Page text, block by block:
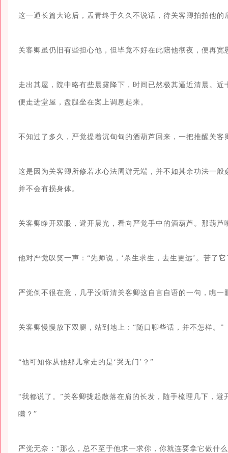
这一通长篇大论后，孟青终于久久不说话，待关客卿拍拍他的
关客卿虽仍旧有些担心他，但毕竟不好在此陪他彻夜，便再宽
走出其屋，院中略有些晨露降下，时间已然极其逼近清晨。
便走进堂屋，盘腿坐在案上调息起来。
不知过了多久，严觉提着沉甸甸的酒葫芦回来，一把推醒关
这是因为关客卿所修若水心法周游无端，并不如其余功法一
并不会有损身体。
关客卿睁开双眼，避开晨光，看向严觉手中的酒葫芦。那葫
他对严觉叹笑一声：“先师说，‘杀生求生，去生更远’。苦了它
严觉倒不很在意，几乎没听清关客卿这自言自语的一句，瞧
关客卿慢慢放下双腿，站到地上：“随口聊些话，并不怎样。”
“他可知你从他那儿拿走的是‘哭无门’？”
“我都说了。”关客卿拢起散落在肩的长发，随手梳理几下，
瞒？”
严觉无奈：“那么，总不至于他求一求你，你就连要拿它做什